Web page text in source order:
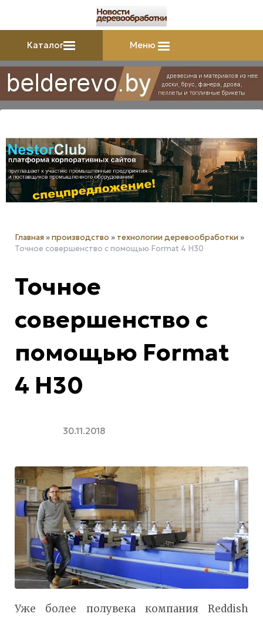
Каталог Меню
Главная »производство » технологии деревообработки »
Точное совершенство с помощью Format 4 H30
Точное
совершенство с
помощью Format
4 H30
30.11.2018
Уже более полувека компания Reddish